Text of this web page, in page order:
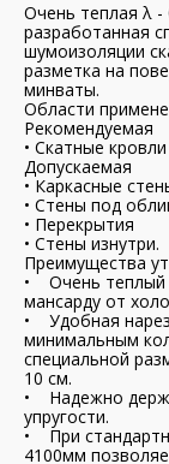
Очень теплая λ -
разработанная
шумоизоляции
разметка на
минваты.
Области
Рекомендуемая
• Скатные
Допускаемая
• Каркасные
• Стены под
• Перекрытия
• Стены изнутри.
Преимущества
• Очень теплый
мансарду от
• Удобная
минимальным
специальной
10 см.
• Надежно
упругости.
• При
4100мм